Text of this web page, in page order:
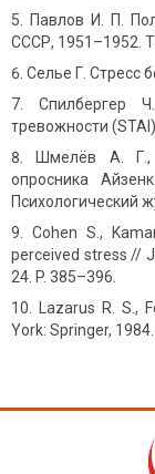
Павлов И. П.
СССР, 1951–1952.
Селье Г. Стресс
Спилбергер
тревожности
Шмелёв А. Г.,
опросника
Психологический
Cohen S.,
perceived stress //
24. P. 385–396.
Lazarus R. S.,
York: Springer, 1984.